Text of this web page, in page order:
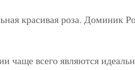
красивая роза. Доминик
чаще всего являются